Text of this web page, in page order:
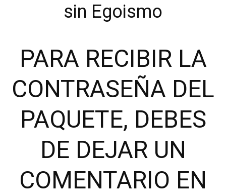
sin Egoismo
PARA RECIBIR LA
CONTRASEÑA DEL
PAQUETE, DEBES
DE DEJAR UN
COMENTARIO EN